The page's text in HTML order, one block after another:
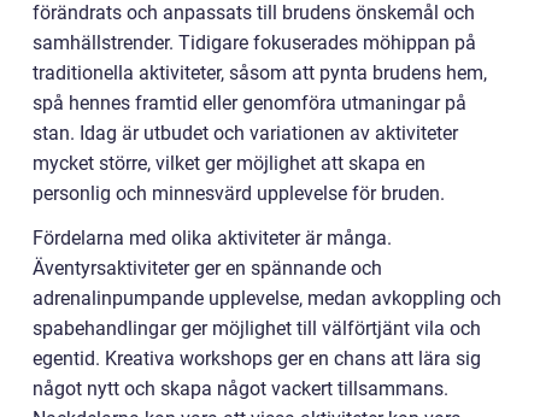
förändrats och anpassats till brudens önskemål och
samhällstrender. Tidigare fokuserades möhippan på
traditionella aktiviteter, såsom att pynta brudens hem,
spå hennes framtid eller genomföra utmaningar på
stan. Idag är utbudet och variationen av aktiviteter
mycket större, vilket ger möjlighet att skapa en
personlig och minnesvärd upplevelse för bruden.
Fördelarna med olika aktiviteter är många.
Äventyrsaktiviteter ger en spännande och
adrenalinpumpande upplevelse, medan avkoppling och
spabehandlingar ger möjlighet till välförtjänt vila och
egentid. Kreativa workshops ger en chans att lära sig
något nytt och skapa något vackert tillsammans.